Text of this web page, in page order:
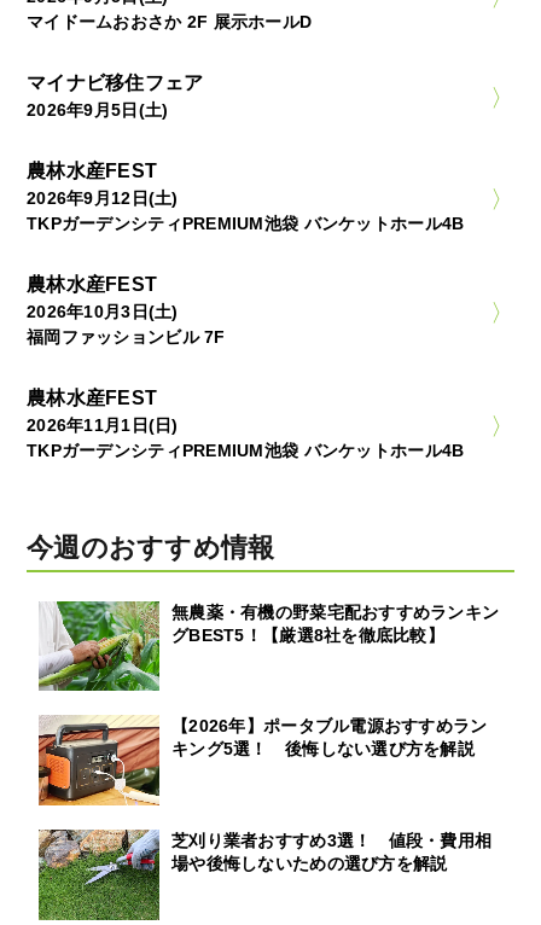
マイドームおおさか 2F 展示ホールD
マイナビ移住フェア
2026年9月5日(土)
農林水産FEST
2026年9月12日(土)
TKPガーデンシティPREMIUM池袋 バンケットホール4B
農林水産FEST
2026年10月3日(土)
福岡ファッションビル 7F
農林水産FEST
2026年11月1日(日)
TKPガーデンシティPREMIUM池袋 バンケットホール4B
今週のおすすめ情報
無農薬・有機の野菜宅配おすすめランキン
グBEST5！【厳選8社を徹底比較】
【2026年】ポータブル電源おすすめラン
キング5選！ 後悔しない選び方を解説
芝刈り業者おすすめ3選！ 値段・費用相
場や後悔しないための選び方を解説